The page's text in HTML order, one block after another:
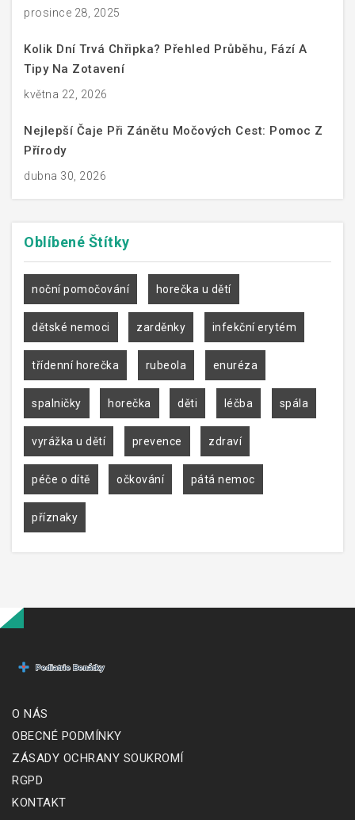
prosince 28, 2025
Kolik Dní Trvá Chřipka? Přehled Průběhu, Fází A
Tipy Na Zotavení
května 22, 2026
Nejlepší Čaje Při Zánětu Močových Cest: Pomoc Z
Přírody
dubna 30, 2026
Oblíbené Štítky
noční pomočování horečka u dětí
dětské nemoci zarděnky infekční erytém
třídenní horečka rubeola enuréza
spalničky horečka děti léčba spála
vyrážka u dětí prevence zdraví
péče o dítě očkování pátá nemoc
příznaky
O NÁS
OBECNÉ PODMÍNKY
ZÁSADY OCHRANY SOUKROMÍ
RGPD
KONTAKT